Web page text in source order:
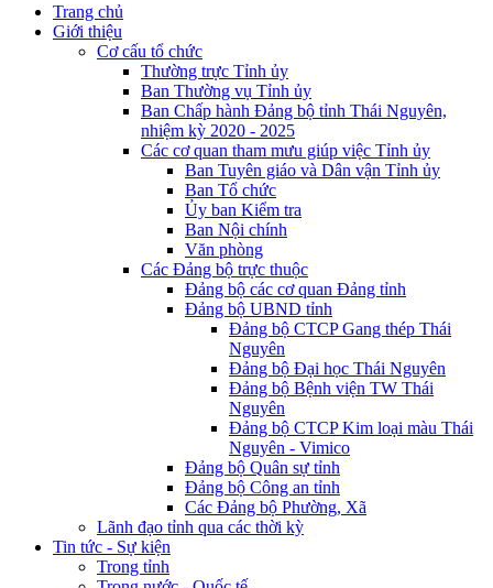
Trang chủ
Giới thiệu
Cơ cấu tổ chức
Thường trực Tỉnh ủy
Ban Thường vụ Tỉnh ủy
Ban Chấp hành Đảng bộ tỉnh Thái Nguyên,
nhiệm kỳ 2020 - 2025
Các cơ quan tham mưu giúp việc Tỉnh ủy
Ban Tuyên giáo và Dân vận Tỉnh ủy
Ban Tổ chức
Ủy ban Kiểm tra
Ban Nội chính
Văn phòng
Các Đảng bộ trực thuộc
Đảng bộ các cơ quan Đảng tỉnh
Đảng bộ UBND tỉnh
Đảng bộ CTCP Gang thép Thái
Nguyên
Đảng bộ Đại học Thái Nguyên
Đảng bộ Bệnh viện TW Thái
Nguyên
Đảng bộ CTCP Kim loại màu Thái
Nguyên - Vimico
Đảng bộ Quân sự tỉnh
Đảng bộ Công an tỉnh
Các Đảng bộ Phường, Xã
Lãnh đạo tỉnh qua các thời kỳ
Tin tức - Sự kiện
Trong tỉnh